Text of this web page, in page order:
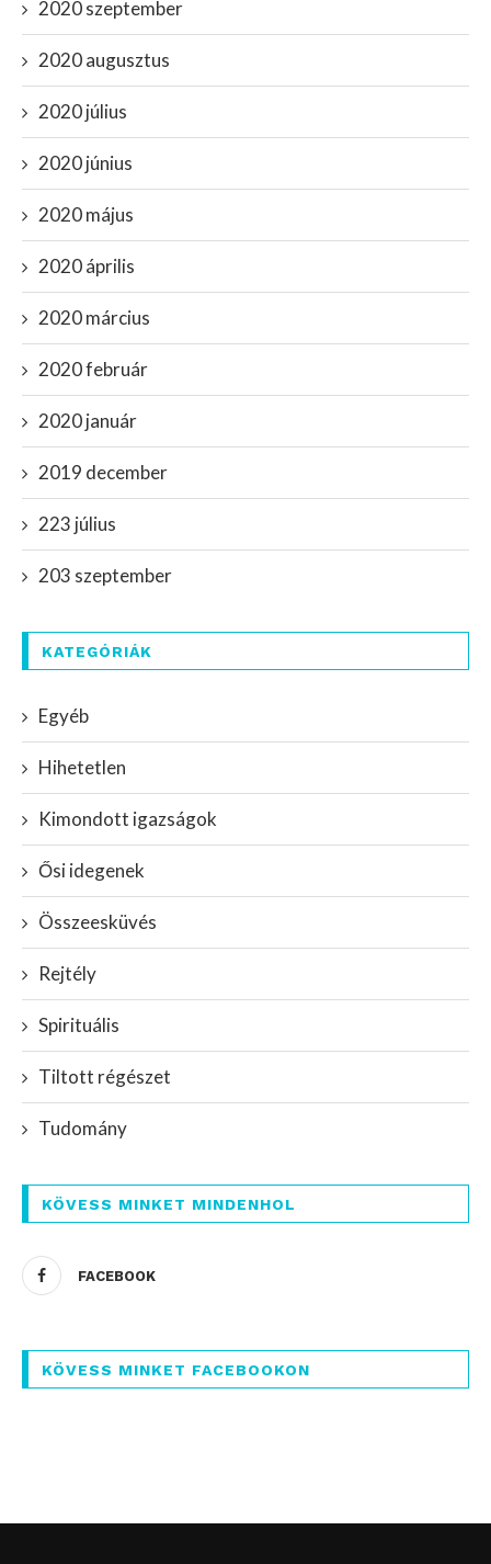
2020 szeptember
2020 augusztus
2020 július
2020 június
2020 május
2020 április
2020 március
2020 február
2020 január
2019 december
223 július
203 szeptember
KATEGÓRIÁK
Egyéb
Hihetetlen
Kimondott igazságok
Ősi idegenek
Összeesküvés
Rejtély
Spirituális
Tiltott régészet
Tudomány
KÖVESS MINKET MINDENHOL
FACEBOOK
KÖVESS MINKET FACEBOOKON